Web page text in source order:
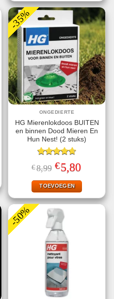
-35%
ONGEDIERTE
HG Mierenlokdoos BUITEN
en binnen Dood Mieren En
Hun Nest! (2 stuks)
Gewaardeerd
4.67uit 5
€8,99 Oorspronkelijke
prijs
was:
€8,99.
€5,80
is:
€5,80.
TOEVOEGEN
-50%